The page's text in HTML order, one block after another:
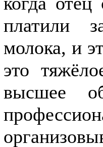
платили
молока, и
это
высшее